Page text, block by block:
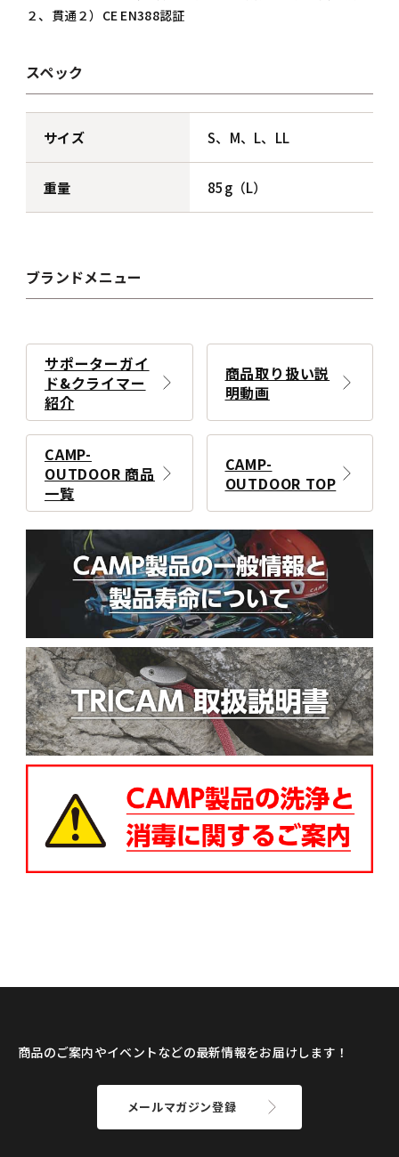
２、貫通２）CE EN388認証
スペック
サイズ S、M、L、LL
重量 85g（L）
ブランドメニュー
サポーターガイ
ド&クライマー
紹介
商品取り扱い説
明動画
CAMP-
OUTDOOR 商品
一覧
CAMP-
OUTDOOR TOP
商品のご案内やイベントなどの最新情報をお届けします！
メールマガジン登録